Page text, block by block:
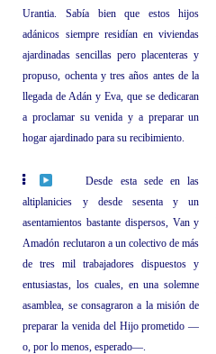
Urantia. Sabía bien que estos hijos
adánicos siempre residían en viviendas
ajardinadas sencillas pero placenteras y
propuso, ochenta y tres años antes de la
llegada de Adán y Eva, que se dedicaran
a proclamar su venida y a preparar un
hogar ajardinado para su recibimiento.
Desde esta sede en las
altiplanicies y desde sesenta y un
asentamientos bastante dispersos, Van y
Amadón reclutaron a un colectivo de más
de tres mil trabajadores dispuestos y
entusiastas, los cuales, en una solemne
asamblea, se consagraron a la misión de
preparar la venida del Hijo prometido —
o, por lo menos, esperado—.